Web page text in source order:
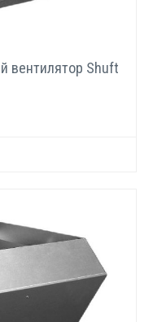
вентилятор Shuft